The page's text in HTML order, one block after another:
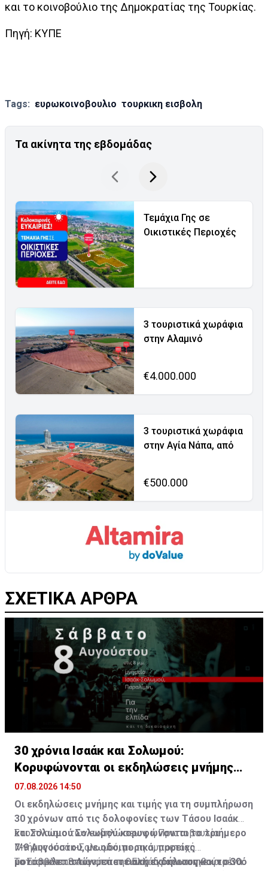
και το κοινοβούλιο της Δημοκρατίας της Τουρκίας.
Πηγή: ΚΥΠΕ
Tags: ευρωκοινοβουλιο τουρκικη εισβολη
Τα ακίνητα της εβδομάδας
Τεμάχια Γης σε
Οικιστικές Περιοχές
3 τουριστικά χωράφια
στην Αλαμινό
€4.000.000
3 τουριστικά χωράφια
στην Αγία Νάπα, από
€500.000
ΣΧΕΤΙΚΑ ΑΡΘΡΑ
30 χρόνια Ισαάκ και Σολωμού:
Κορυφώνονται οι εκδηλώσεις μνήμης
(ΒΙΝΤΕΟ)
07.08.2026 14:50
Οι εκδηλώσεις μνήμης και τιμής για τη συμπλήρωση
30 χρόνων από τις δολοφονίες των Τάσου Ισαάκ
και Σολωμού Σολωμού κορυφώνονται το τριήμερο
7-9 Αυγούστου, με οδοιπορικά, πορείες
μοτοσικλετιστών, επετειακή εκδήλωση και το 30ό
Στο πλαίσιο των εκδηλώσεων, η Πρωτοβουλία
Μνήμης Ισαάκ-Σολωμού, με τη συμμετοχή
μοτοσικλετιστών από την Ελλάδα και συγκεκριμένα
Το Σάββατο 8 Αυγούστου θα πραγματοποιηθούν οι